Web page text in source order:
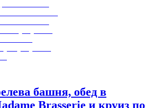
башня, обед в
Brasserie и круиз по